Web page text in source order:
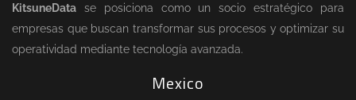
KitsuneData se posiciona como un socio estratégico para
empresas que buscan transformar sus procesos y optimizar su
operatividad mediante tecnología avanzada.
Mexico